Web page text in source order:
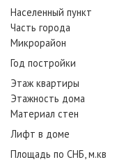
Населенный пункт
Часть города
Микрорайон
Год постройки
Этаж квартиры
Этажность дома
Материал стен
Лифт в доме
Площадь по СНБ, м.кв